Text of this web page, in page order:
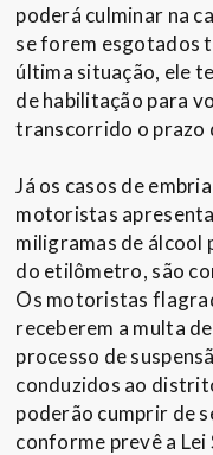
poderá culminar na
se forem esgotados
última situação, ele
de habilitação para
transcorrido o prazo
Já os casos de
motoristas
miligramas de álcool
do etilômetro, são
Os motoristas
receberem a multa
processo de
conduzidos ao
poderão cumprir de
conforme prevê a Lei